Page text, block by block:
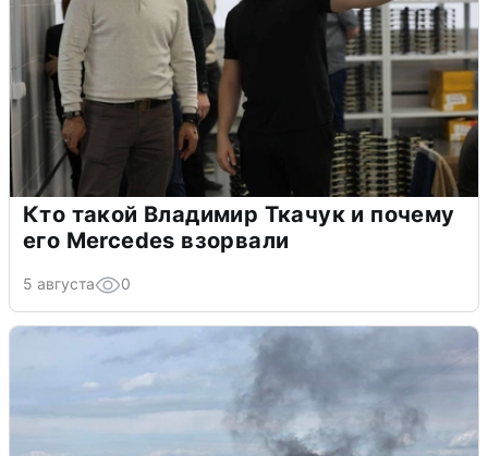
Кто такой Владимир Ткачук и почему
его Mercedes взорвали
5 августа 0